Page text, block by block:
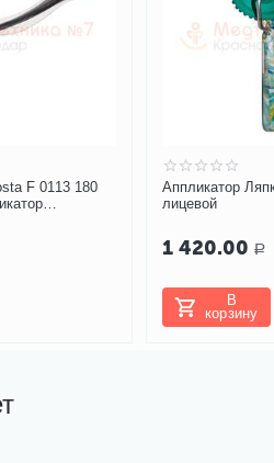
F 0113 180
Аппликатор
лицевой
1 420.00 Р
В
корзину